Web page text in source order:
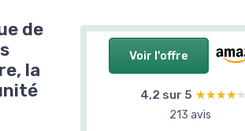
Voir l'offre
4,2 sur 5 ★★★★★
★★★★★
213 avis
de
la